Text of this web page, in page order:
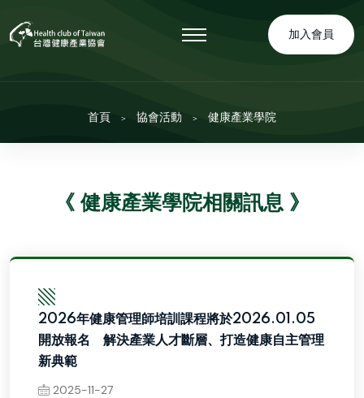
加入會員
首頁 協會活動 健康產業學院
《 健康產業學院相關訊息 》
▧
2026年健康管理師培訓課程將於2026.01.05
開放報名 解決產業人才斷層、打造健康自主管理
新典範
2025-11-27